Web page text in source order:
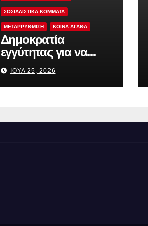
ΣΟΣΙΑΛΙΣΤΙΚΆ ΚΌΜΜΑΤΑ
ΜΕΤΑΡΡΥΘΜΙΣΗ ΚΟΙΝΑ ΑΓΑΘΑ
Δημοκρατία
εγγύτητας για να
ξαναχτιστεί η
εμπιστοσύνη
ΙΟΎΛ 25, 2026